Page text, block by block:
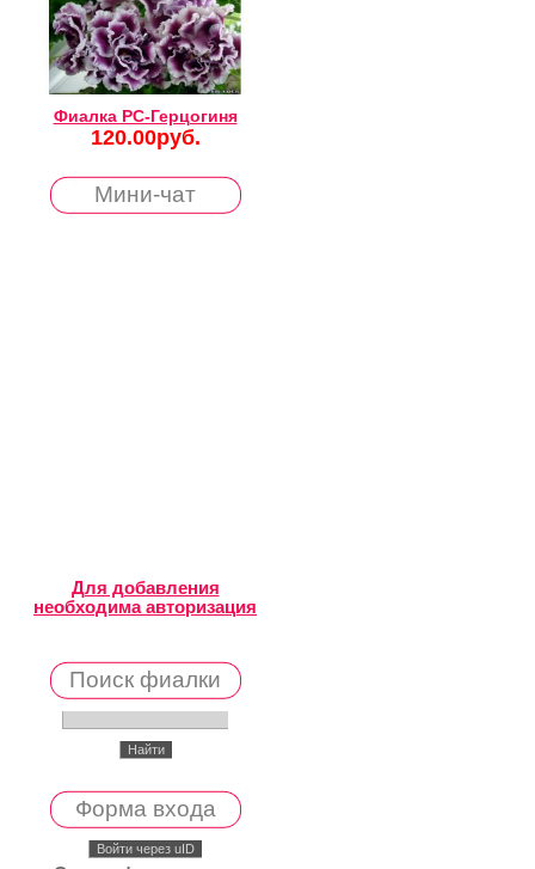
Фиалка РС-Герцогиня
120.00руб.
Мини-чат
Для добавления
необходима авторизация
Поиск фиалки
Форма входа
Войти через uID